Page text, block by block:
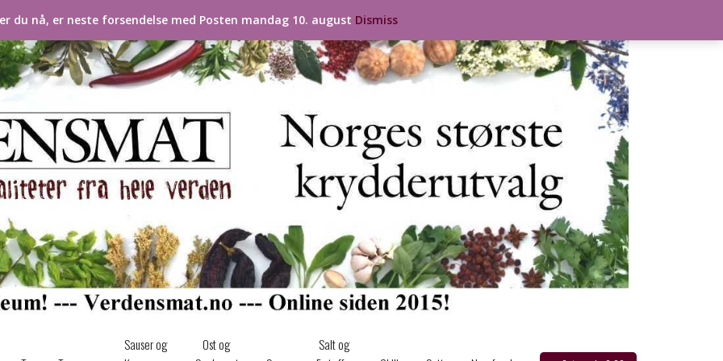
Sauser og
Ost og
Salt og
du nå, er neste forsendelse med Posten mandag 10. august Dismiss